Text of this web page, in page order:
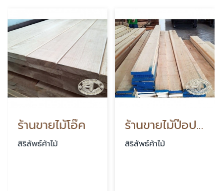
นขายไม้โอ๊ค
พธ์ค้าไม้
ร้านขายไม้ป๊อปปล้า
สิริลัพธ์ค้าไม้